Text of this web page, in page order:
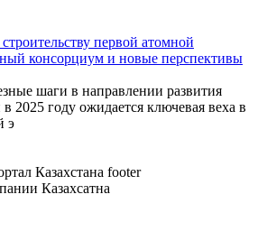
первой атомной
консорциум и новые перспективы
шаги в направлении развития
2025 году ожидается ключевая веха в
э
Казахсатна